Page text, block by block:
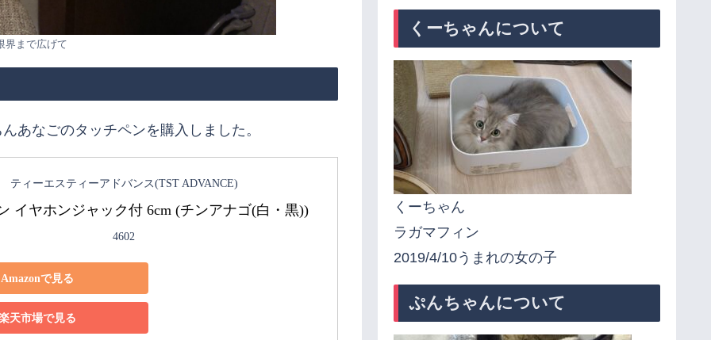
界まで広げて
あなごのタッチペンを購入しました。
ティーエスティーアドバンス(TST ADVANCE)
イヤホンジャック付 6cm (チンアナゴ(白・黒))
4602
Amazonで見る
天市場で見る
くーちゃんについて
くーちゃん
ラガマフィン
2019/4/10うまれの女の子
ぷんちゃんについて